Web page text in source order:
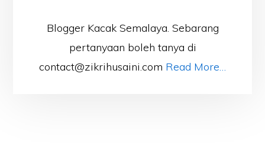
Blogger Kacak Semalaya. Sebarang
pertanyaan boleh tanya di
contact@zikrihusaini.com Read More…